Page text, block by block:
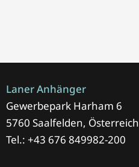
Laner Anhänger
Gewerbepark Harham 6
5760 Saalfelden, Österreich
Tel.: +43 676 849982-200